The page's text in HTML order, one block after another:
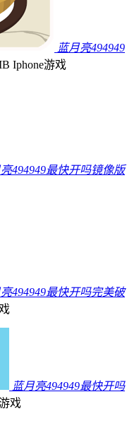
蓝月亮494949
Iphone游戏
494949最快开吗镜像版
494949最快开吗完美破
蓝月亮494949最快开吗
戏